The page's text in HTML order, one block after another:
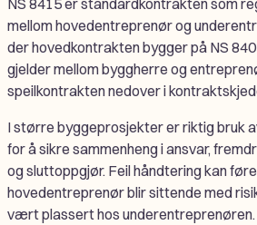
NS 8415 er standardkontrakten som
mellom hovedentreprenør og
der hovedkontrakten bygger på NS
gjelder mellom byggherre og
speilkontrakten nedover i
I større byggeprosjekter er riktig bruk
for å sikre sammenheng i ansvar,
og sluttoppgjør. Feil håndtering kan
hovedentreprenør blir sittende med
vært plassert hos underentreprenøren.